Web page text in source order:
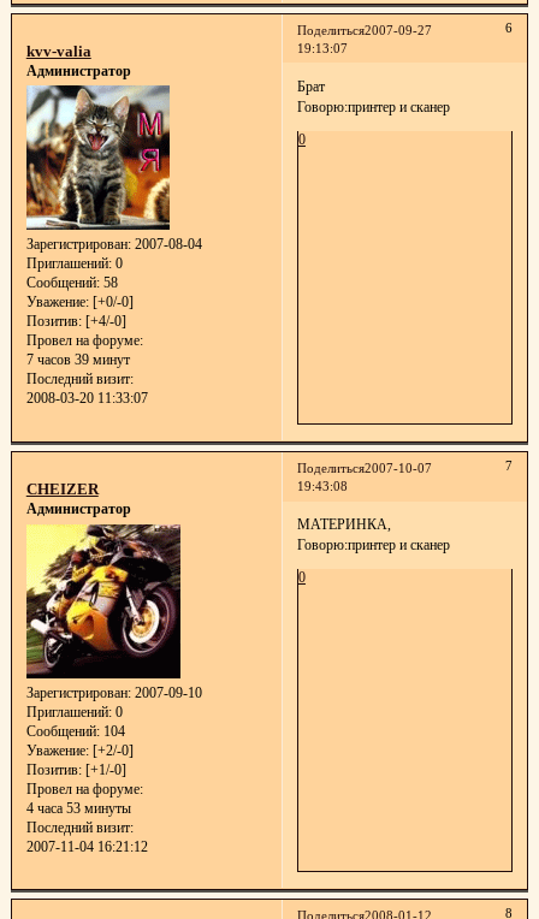
Поделиться 6
2007-09-27
19:13:07
kvv-valia
Администратор
Зарегистрирован: 2007-08-04
Приглашений:0
Сообщений:58
Уважение: [+0/-0]
Позитив: [+4/-0]
Провел на форуме:
7 часов 39 минут
Последний визит:
2008-03-20 11:33:07
Брат
Говорю:принтер и сканер
0
Поделиться 7
2007-10-07
19:43:08
CHEIZER
Администратор
Зарегистрирован: 2007-09-10
Приглашений:0
Сообщений:104
Уважение: [+2/-0]
Позитив: [+1/-0]
Провел на форуме:
4 часа 53 минуты
Последний визит:
2007-11-04 16:21:12
МАТЕРИНКА,
Говорю:принтер и сканер
0
Поделиться 8
2008-01-12